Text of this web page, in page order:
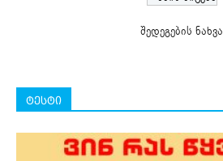
შედეგების ნახვა
ტესტი